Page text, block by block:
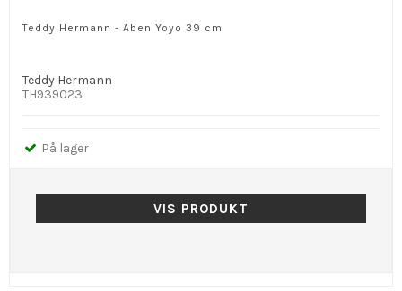
Teddy Hermann - Aben Yoyo 39 cm
Teddy Hermann
TH939023
På lager
VIS PRODUKT